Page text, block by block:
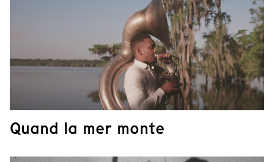
Quand la mer monte